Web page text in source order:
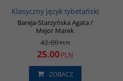
Klasyczny język tybetański
Bareja-Starzyńska Agata /
Mejor Marek
42.00PLN
25.00PLN
ZOBACZ